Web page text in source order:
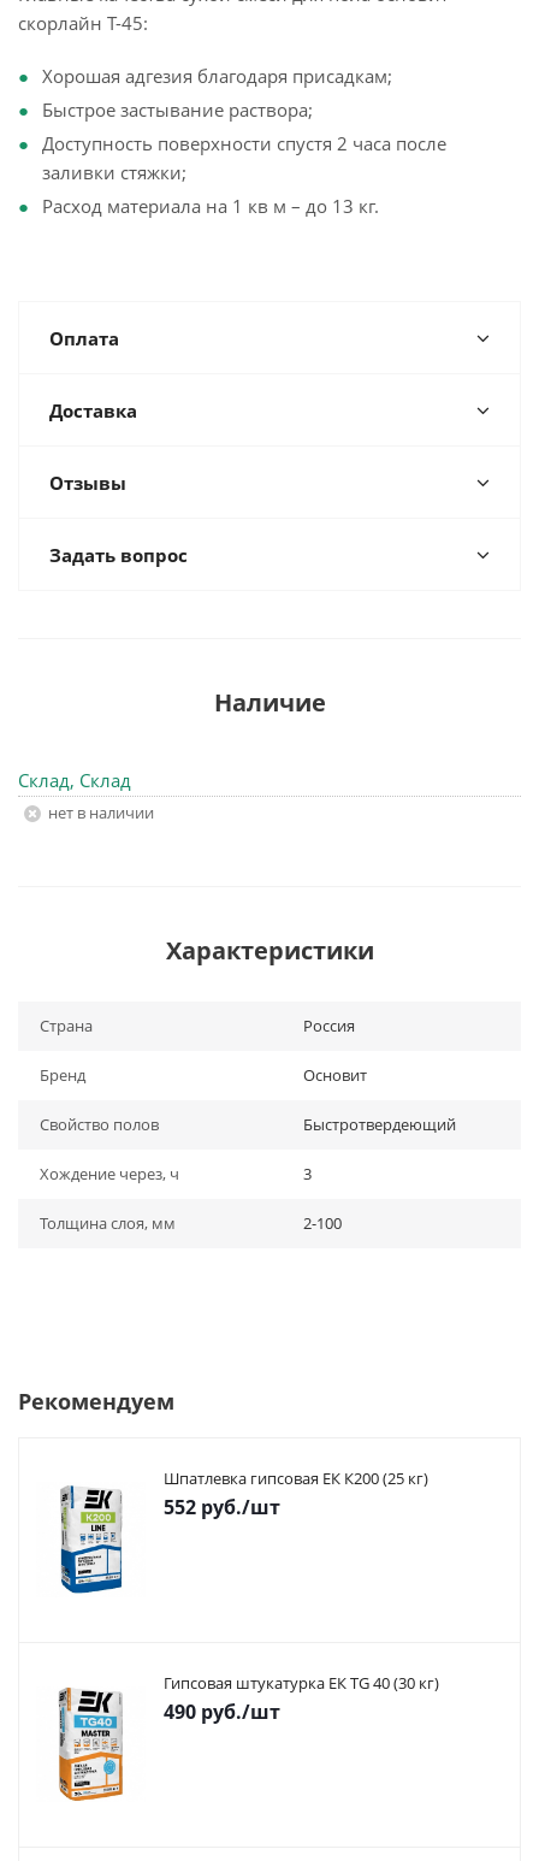
скорлайн Т-45:
Хорошая адгезия благодаря присадкам;
Быстрое застывание раствора;
Доступность поверхности спустя 2 часа после
заливки стяжки;
Расход материала на 1 кв м – до 13 кг.
Оплата
Доставка
Отзывы
Задать вопрос
Наличие
Склад, Склад
Нет в наличии
Характеристики
Страна Россия
Бренд Основит
Свойство полов Быстротвердеющий
Хождение через, ч 3
Толщина слоя, мм 2-100
Рекомендуем
Шпатлевка гипсовая ЕК К200 (25 кг)
552 руб./шт
Гипсовая штукатурка ЕК TG 40 (30 кг)
490 руб./шт